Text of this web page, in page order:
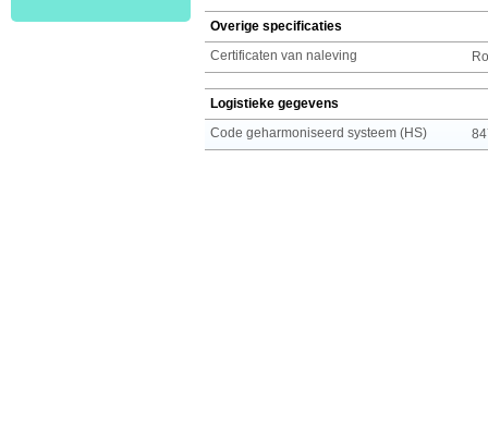
Overige specificaties
Certificaten van naleving
Logistieke gegevens
Code geharmoniseerd systeem (HS)